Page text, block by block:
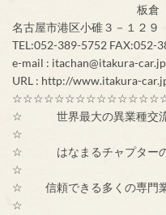
板倉 政
名古屋市港区小碓３－１２９
TEL:052-389-5752 FAX:052-
e-mail : itachan@itakura-car.jp
URL : http://www.itakura-
☆ 世界最大の異業種
☆
☆ はなまるチャプタ
☆
☆ 信頼できる多くの専門
☆